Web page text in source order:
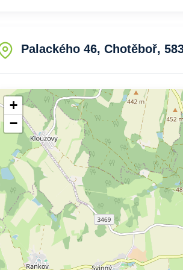
Palackého 46, Chotěboř,
+
−